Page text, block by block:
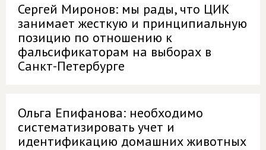
Сергей Миронов: мы рады, что ЦИК
занимает жесткую и принципиальную
позицию по отношению к
фальсификаторам на выборах в
Санкт-Петербурге
Ольга Епифанова: необходимо
систематизировать учет и
идентификацию домашних животных